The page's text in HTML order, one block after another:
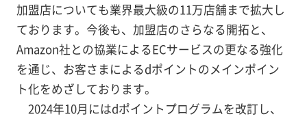
加盟店についても業界最大級の11万店舗まで拡大し
ております。今後も、加盟店のさらなる開拓と、
Amazon社との協業によるECサービスの更なる強化
を通じ、お客さまによるdポイントのメインポイン
ト化をめざしております。
2024年10月にはdポイントプログラムを改訂し、